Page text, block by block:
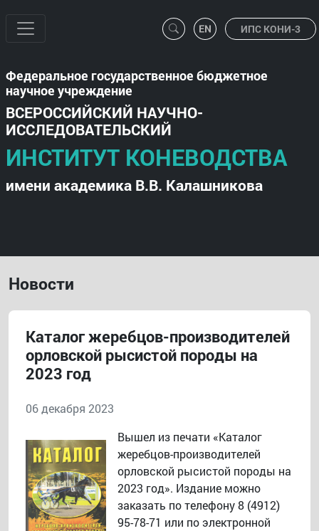
ИПС КОНИ-3
Федеральное государственное бюджетное
научное учреждение
ВСЕРОССИЙСКИЙ НАУЧНО-
ИССЛЕДОВАТЕЛЬСКИЙ
ИНСТИТУТ КОНЕВОДСТВА
имени академика В.В. Калашникова
Новости
Каталог жеребцов-производителей
орловской рысистой породы на
2023 год
06 декабря 2023
Вышел из печати «Каталог
жеребцов-производителей
орловской рысистой породы на
2023 год». Издание можно
заказать по телефону 8 (4912)
95-78-71 или по электронной